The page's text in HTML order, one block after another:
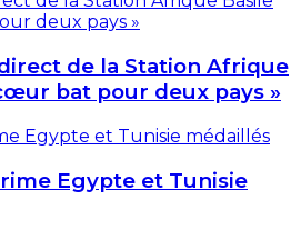
de la Station Afrique
bat pour deux pays »
Egypte et Tunisie